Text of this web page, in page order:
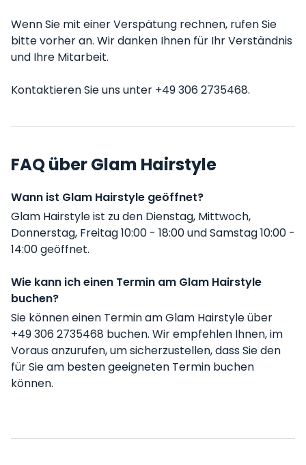
Wenn Sie mit einer Verspätung rechnen, rufen Sie
bitte vorher an. Wir danken Ihnen für Ihr Verständnis
und Ihre Mitarbeit.
Kontaktieren Sie uns unter +49 306 2735468.
FAQ über Glam Hairstyle
Wann ist Glam Hairstyle geöffnet?
Glam Hairstyle ist zu den Dienstag, Mittwoch,
Donnerstag, Freitag 10:00 - 18:00 und Samstag 10:00 -
14:00 geöffnet.
Wie kann ich einen Termin am Glam Hairstyle
buchen?
Sie können einen Termin am Glam Hairstyle über
+49 306 2735468 buchen. Wir empfehlen Ihnen, im
Voraus anzurufen, um sicherzustellen, dass Sie den
für Sie am besten geeigneten Termin buchen
können.